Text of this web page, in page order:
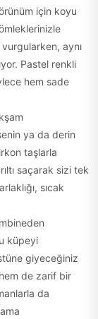
için koyu
vurgularken, aynı
Pastel renkli
hem sade
ya da derin
taşlarla
saçarak sizi tek
sıcak
küpeyi
giyeceğiniz
de zarif bir
da